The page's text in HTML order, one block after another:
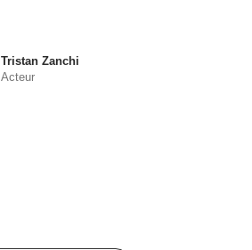
Tristan Zanchi
Acteur